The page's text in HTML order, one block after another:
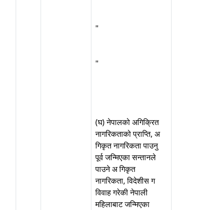
"
"
(घ) नेपालको अगिक्रित
नागरिकताको प्राप्ति, अ
गिकृत नागरिकता पाउनु
पूर्व जन्मिएका सन्तानले
पाउने अ गिकृत
नागरिकता, विदेशीस ग
विवाह गरेकी नेपाली
महिलाबाट जन्मिएका